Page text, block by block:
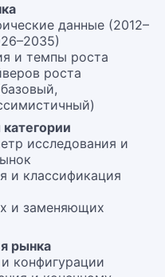
данные (2012–
и темпы роста
роста
исследования и
и классификация
и заменяющих
рынка
конфигурации